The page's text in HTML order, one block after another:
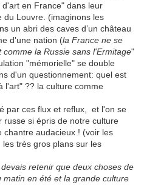
en France" dans leur
Louvre. (imaginons les
un abri des caves d’un château
d'une nation (la France ne se
la Russie sans l'Ermitage"
"mémorielle" se double
d'un questionnement: quel est
l'art" ?? la culture comme
par ces flux et reflux, et l'on se
si épris de notre culture
chantre audacieux ! (voir les
très gros plans sur les
retenir que deux choses de
en été et la grande culture